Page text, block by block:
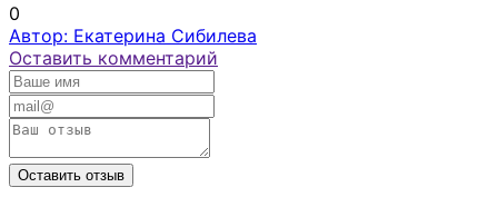
0
Автор: Екатерина Сибилева
Оставить комментарий